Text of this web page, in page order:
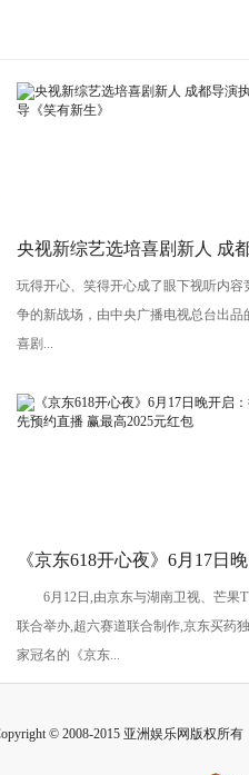
央视新综艺选培喜剧新人 成
导演执导《笑有新生》
玩得开心、笑得开心成了眼下视听内容
争的新战场，由中央广播电视总台出品
喜剧...
《京东618开心夜》6月17日晚
开启：抢先预约直播 赢最高
2025元红包
6月12日,由京东与湖南卫视、芒果
联合举办,超六赛道联合制作,京东买药独
家冠名的《京东...
© 2008-2015 亚洲娱乐网版权所